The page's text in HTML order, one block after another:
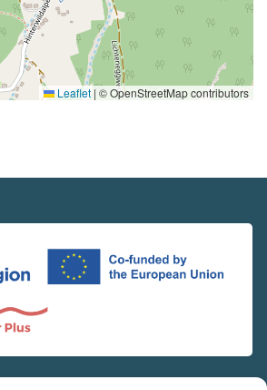
Leaflet | © OpenStreetMap contributors